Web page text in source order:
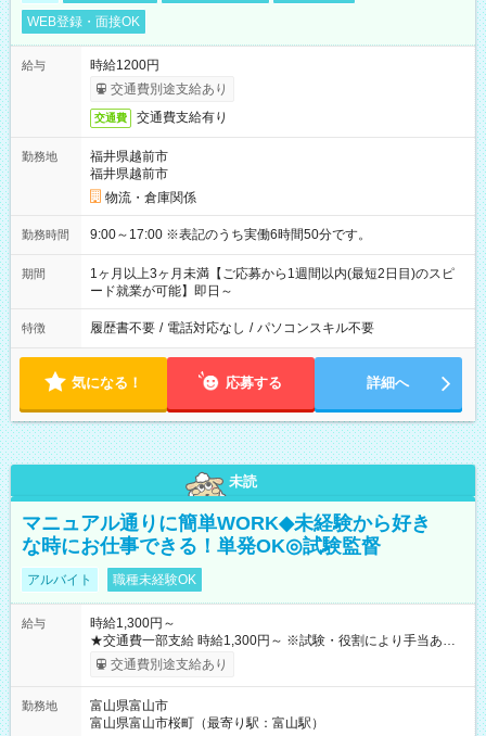
WEB登録・面接OK
給与
時給1200円
交通費別途支給あり
交通費 交通費支給有り
勤務地
福井県越前市
福井県越前市
物流・倉庫関係
勤務時間 9:00～17:00 ※表記のうち実働6時間50分です。
期間
1ヶ月以上3ヶ月未満【ご応募から1週間以内(最短2日目)のスピ
ード就業が可能】即日～
特徴 履歴書不要 / 電話対応なし / パソコンスキル不要
気になる！ 応募する 詳細へ
未読
マニュアル通りに簡単WORK◆未経験から好き
な時にお仕事できる！単発OK◎試験監督
アルバイト 職種未経験OK
給与
時給1,300円～
★交通費一部支給 時給1,300円～ ※試験・役割により手当あり
※勤務回数により昇給あり 【即給（前払い）オプションあ
り！】 希望される場合、勤務から1週間ほどで給与の一部を受け
例】 ・河合塾模擬試験 8:30～17:30（休憩1時間） 時給1,300円
×8時間＝日収10,400円＋交通費 ※当日の役割により時給＋100
交通費別途支給あり
勤務地
富山県富山市
富山県富山市桜町（最寄り駅：富山駅）